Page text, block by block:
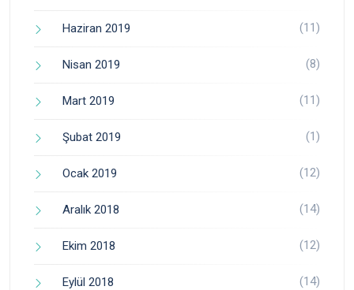
Haziran 2019 (11)
Nisan 2019 (8)
Mart 2019 (11)
Şubat 2019 (1)
Ocak 2019 (12)
Aralık 2018 (14)
Ekim 2018 (12)
Eylül 2018 (14)